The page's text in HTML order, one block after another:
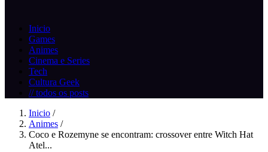
Inicio
Games
Animes
Cinema e Series
Tech
Cultura Geek
// todos os posts
Inicio /
Animes /
Coco e Rozemyne se encontram: crossover entre Witch Hat
Atel...